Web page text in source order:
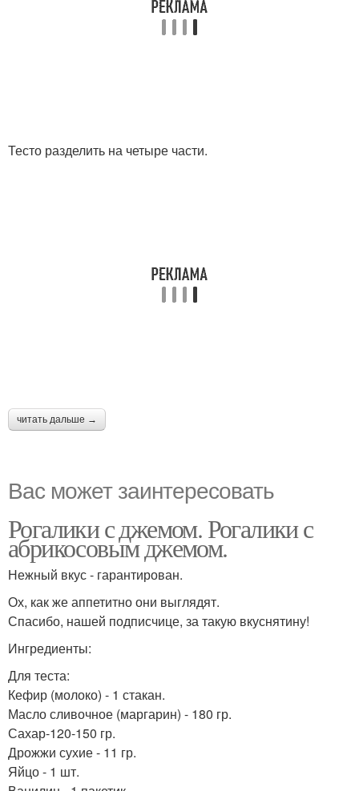
Тесто разделить на четыре части.
читать дальше →
Вас может заинтересовать
Рогалики с джемом. Рогалики с
абрикосовым джемом.
Нежный вкус - гарантирован.
Ох, как же аппетитно они выглядят.
Спасибо, нашей подписчице, за такую вкуснятину!
Ингредиенты:
Для теста:
Кефир (молоко) - 1 стакан.
Масло сливочное (маргарин) - 180 гр.
Сахар-120-150 гр.
Дрожжи сухие - 11 гр.
Яйцо - 1 шт.